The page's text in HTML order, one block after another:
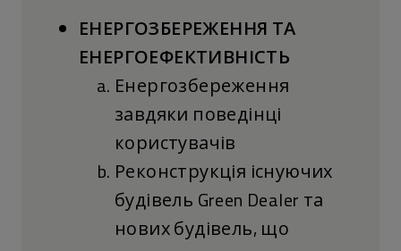
ЕНЕРГОЗБЕРЕЖЕННЯ ТА
ЕНЕРГОЕФЕКТИВНІСТЬ
Енергозбереження
завдяки поведінці
користувачів
Реконструкція існуючих
будівель Green Dealer та
нових будівель, що